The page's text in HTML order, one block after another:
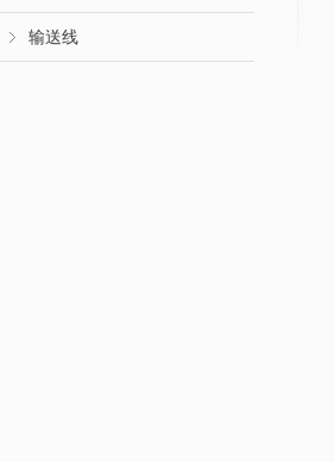
输送线